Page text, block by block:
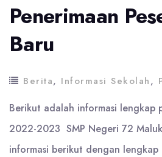
Penerimaan
Baru
Berita, Informasi Sekolah,
Berikut adalah informasi lengkap
2022-2023 SMP Negeri 72
informasi berikut dengan lengkap